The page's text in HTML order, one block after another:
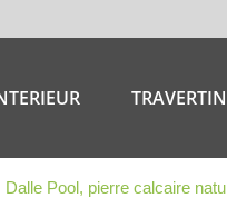
Dalle Pool, pierre calcaire